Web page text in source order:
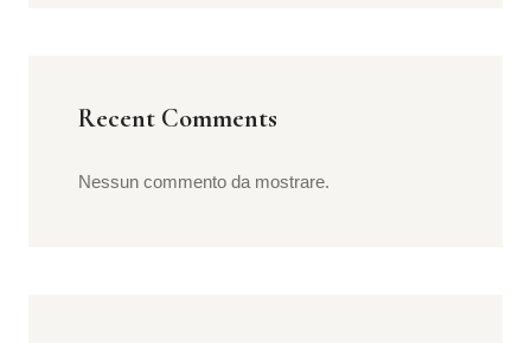
Recent Comments
Nessun commento da mostrare.